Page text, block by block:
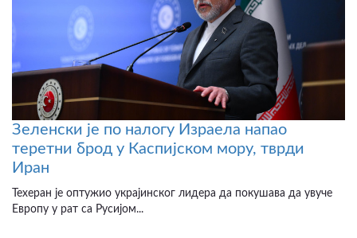
Зеленски је по налогу Израела напао
теретни брод у Каспијском мору, тврди
Иран
Техеран је оптужио украјинског лидера да покушава да увуче
Европу у рат са Русијом...